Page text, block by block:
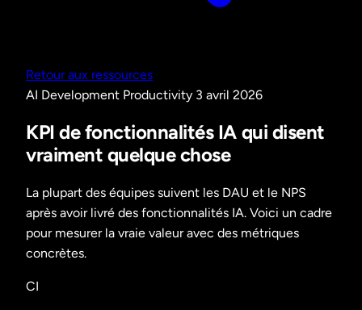
Retour aux ressources
AI Development Productivity 3 avril 2026
KPI de fonctionnalités IA qui disent
vraiment quelque chose
La plupart des équipes suivent les DAU et le NPS
après avoir livré des fonctionnalités IA. Voici un cadre
pour mesurer la vraie valeur avec des métriques
concrètes.
CI